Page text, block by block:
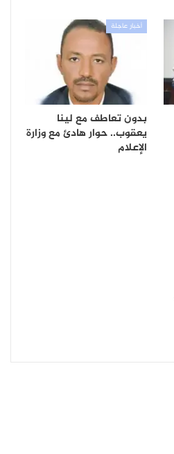
أخبار عاجلة
بدون تعاطف مع لينا
يعقوب.. حوار هادئ مع وزارة
الإعلام